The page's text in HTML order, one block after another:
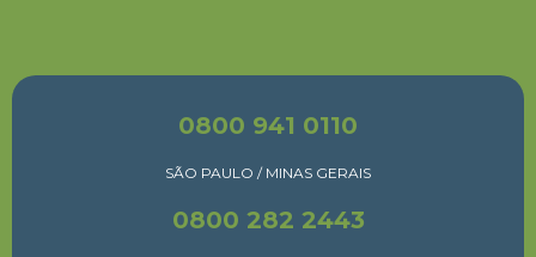
0800 941 0110
SÃO PAULO / MINAS GERAIS
0800 282 2443